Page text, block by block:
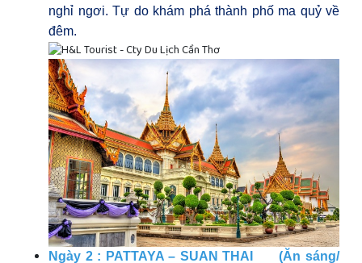
nghỉ ngơi. Tự do khám phá thành phố ma quỷ về
đêm.
Ngày 2 : PATTAYA – SUAN THAI
(Ăn sáng/